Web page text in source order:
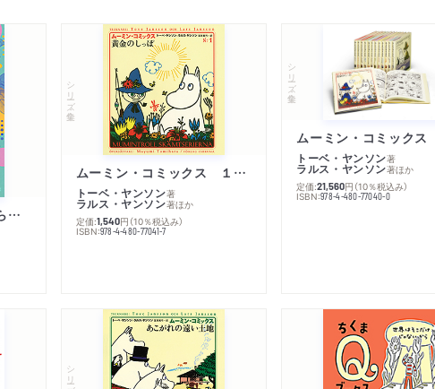
「リベラル国際秩序の揺らぎ」再考 年報政治学２０２６‐Ⅰ
シリーズ・全集
ムーミン・コミックス １ 黄金のしっぽ
トーベ・ヤンソン著
ラルス・ヤンソン著ほか
定価:1,540円 （10％税込み）
ISBN:978-4-480-77041-7
シリーズ・全集
トーベ・ヤンソン著
ラルス・ヤンソン著ほか
定価:21,560円 （10％税込み）
ISBN:978-4-480-77040-0
シリーズ・全集